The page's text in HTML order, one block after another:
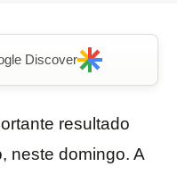
Discover
resultado
neste domingo. A